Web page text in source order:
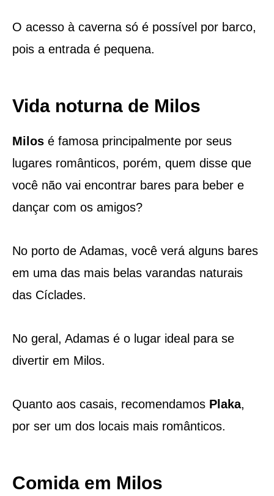
O acesso à caverna só é possível por barco,
pois a entrada é pequena.
Vida noturna de Milos
Milosé famosa principalmente por seus
lugares românticos, porém, quem disse que
você não vai encontrar bares para beber e
dançar com os amigos?
No porto de Adamas, você verá alguns bares
em uma das mais belas varandas naturais
das Cíclades.
No geral, Adamas é o lugar ideal para se
divertir em Milos.
Quanto aos casais, recomendamos Plaka,
por ser um dos locais mais românticos.
Comida em Milos